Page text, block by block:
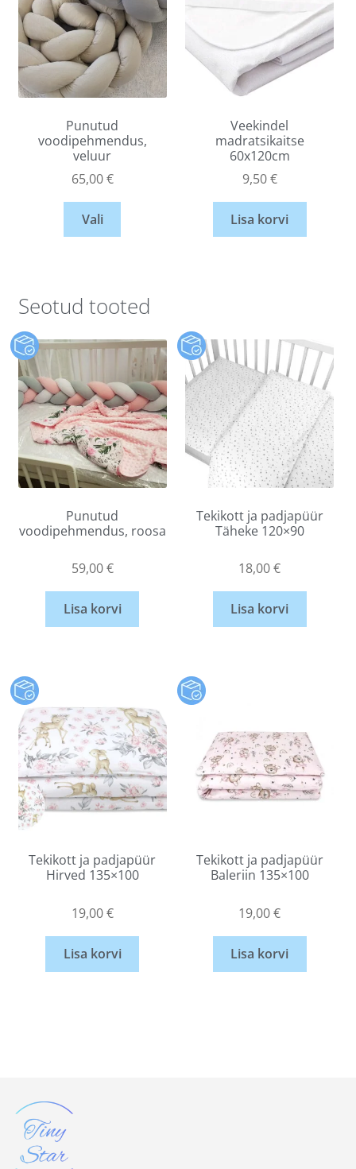
Punutud
voodipehmendus,
veluur
65,00€
Vali
Veekindel
madratsikaitse
60x120cm
9,50€
Lisa korvi
Seotud tooted
Punutud
voodipehmendus, roosa
59,00€
Lisa korvi
Tekikott ja padjapüür
Täheke 120×90
18,00€
Lisa korvi
Tekikott ja padjapüür
Hirved 135×100
19,00€
Lisa korvi
Tekikott ja padjapüür
Baleriin 135×100
19,00€
Lisa korvi